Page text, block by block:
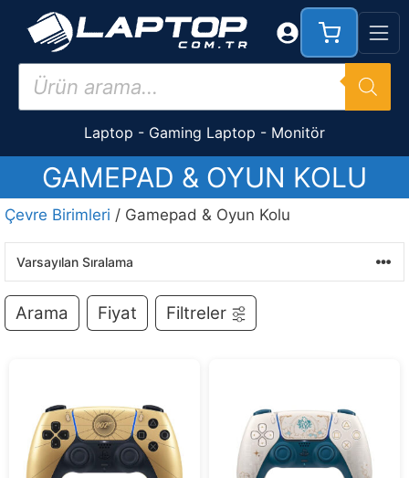
İçeriğe
Products
search
Laptop - Gaming Laptop - Monitör
GAMEPAD & OYUN KOLU
Çevre Birimleri / Gamepad & Oyun Kolu
Arama Fiyat Filtreler